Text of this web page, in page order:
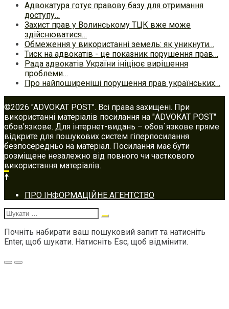
Адвокатура готує правову базу для отримання
доступу…
Захист прав у Волинському ТЦК вже може
здійснюватися…
Обмеження у використанні земель: як уникнути…
Тиск на адвокатів - це показник порушення прав…
Рада адвокатів України ініціює вирішення
проблеми…
Про найпоширеніші порушення прав українських…
©2026 "ADVOKAT POST". Всі права захищені. При
використанні матеріалів посилання на "ADVOKAT POST"
обов'язкове. Для інтернет-видань – обов`язкове пряме
відкрите для пошукових систем гіперпосилання
безпосередньо на матеріал. Посилання має бути
розміщене незалежно від повного чи часткового
використання матеріалів.
Footer
navigation
ПРО ІНФОРМАЦІЙНЕ АГЕНТСТВО
Шукати:
Почніть набирати ваш пошуковий запит та натисніть
Enter, щоб шукати. Натисніть Esc, щоб відмінити.
Меню